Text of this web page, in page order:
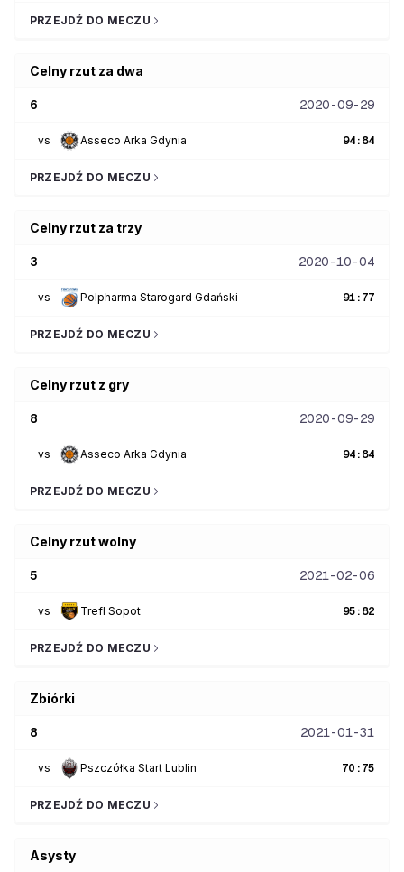
PRZEJDŹ DO MECZU
Celny rzut za dwa
6 2020-09-29
vs Asseco Arka Gdynia 94 : 84
PRZEJDŹ DO MECZU
Celny rzut za trzy
3 2020-10-04
vs Polpharma Starogard Gdański 91 : 77
PRZEJDŹ DO MECZU
Celny rzut z gry
8 2020-09-29
vs Asseco Arka Gdynia 94 : 84
PRZEJDŹ DO MECZU
Celny rzut wolny
5 2021-02-06
vs Trefl Sopot 95 : 82
PRZEJDŹ DO MECZU
Zbiórki
8 2021-01-31
vs Pszczółka Start Lublin 70 : 75
PRZEJDŹ DO MECZU
Asysty